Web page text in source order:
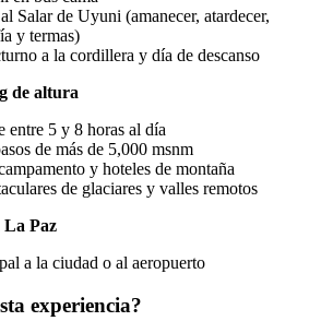
Salar de Uyuni (amanecer, atardecer,
y termas)
a la cordillera y día de descanso
de altura
entre 5 y 8 horas al día
de más de 5,000 msnm
y hoteles de montaña
de glaciares y valles remotos
La Paz
a la ciudad o al aeropuerto
experiencia?